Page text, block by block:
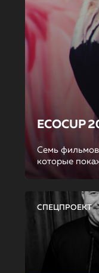
ECOCUP
Семь
которые
СПЕЦПРОЕКТ